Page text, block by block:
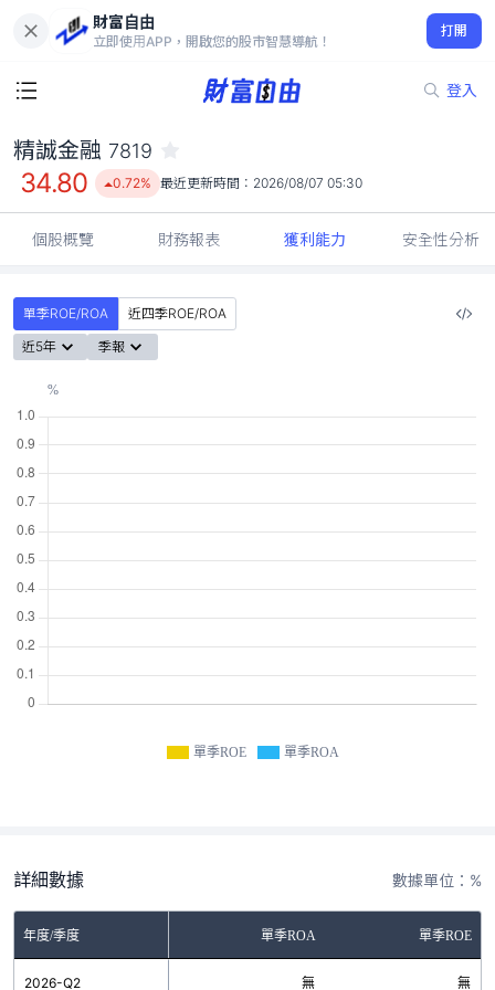
財富自由
立即使用APP，開啟您的股市智慧導航！
打開
登入
34.80
0.72%
精誠金融 7819
34.80 0.72% 最近更新時間： 2026/08/07 05:30
個股概覽 財務報表 獲利能力 安全性分析
單季ROE/ROA
近四季ROE/ROA
近5年
季報
單季ROE 單季ROA
詳細數據 數據單位：%
年度/季度 單季ROA 單季ROE
2026-Q2 無 無